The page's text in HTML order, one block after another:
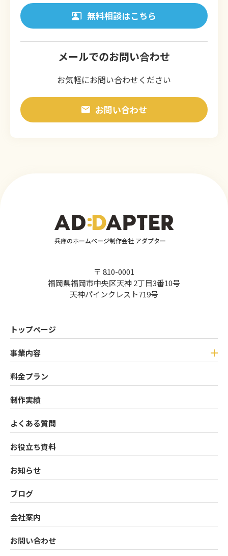
無料相談はこちら
メールでのお問い合わせ
お気軽にお問い合わせください
お問い合わせ
兵庫のホームページ制作会社 アダプター
〒 810-0001
福岡県福岡市中央区天神 2丁目3番10号
天神パインクレスト719号
トップページ
事業内容
料金プラン
制作実績
よくある質問
お役立ち資料
お知らせ
ブログ
会社案内
お問い合わせ